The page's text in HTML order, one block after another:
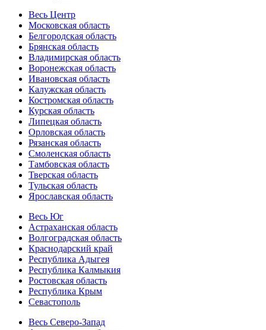
Весь Центр
Московская область
Белгородская область
Брянская область
Владимирская область
Воронежская область
Ивановская область
Калужская область
Костромская область
Курская область
Липецкая область
Орловская область
Рязанская область
Смоленская область
Тамбовская область
Тверская область
Тульская область
Ярославская область
Весь Юг
Астраханская область
Волгоградская область
Краснодарский край
Республика Адыгея
Республика Калмыкия
Ростовская область
Республика Крым
Севастополь
Весь Северо-Запад